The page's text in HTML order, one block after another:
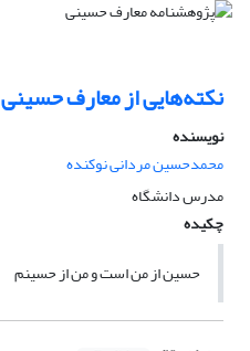
نکته‌هایی از معارف حسینی
نویسنده
محمدحسین مردانی نوکنده
مدرس دانشگاه
چکیده
حسین از من است و من از حسینم